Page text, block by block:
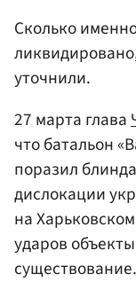
Сколько
уточнили.
27 марта глава
что батальон
поразил
дислокации
на
ударов
существование.